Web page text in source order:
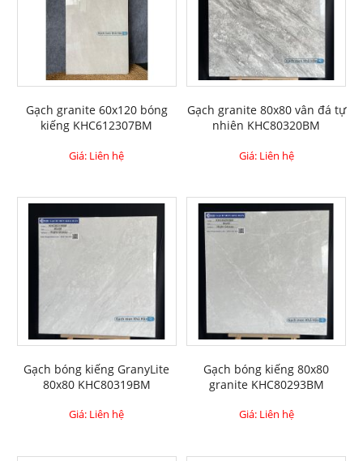
Gạch granite 60x120 bóng
kiếng KHC612307BM
Giá: Liên hệ
Gạch granite 80x80 vân đá tự
nhiên KHC80320BM
Giá: Liên hệ
Gạch bóng kiếng GranyLite
80x80 KHC80319BM
Giá: Liên hệ
Gạch bóng kiếng 80x80
granite KHC80293BM
Giá: Liên hệ